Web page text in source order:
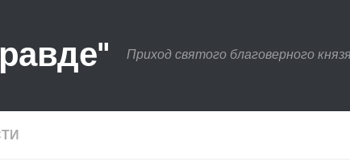
Приход святого благоверного